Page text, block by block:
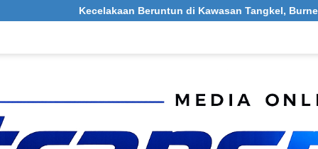
Kecelakaan Beruntun di Kawasan Tangkel, Burneh, Bangkalan: